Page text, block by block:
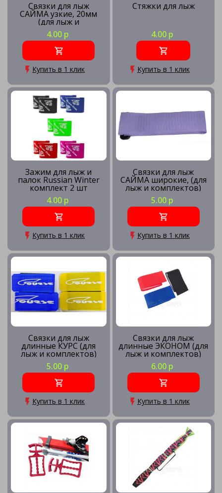
Связки для лыж
САЙМА узкие, 20мм
(для лыж и
комплектов)
4.00 р
Купить в 1 клик
Стяжки для лыж
4.00 р
Купить в 1 клик
Зажим для лыж и
палок Russian Winter
комплект 2 шт
4.00 р
Купить в 1 клик
Связки для лыж
САЙМА широкие, (для
лыж и комплектов)
5.00 р
Купить в 1 клик
Связки для лыж
длинные КУРС (для
лыж и комплектов)
5.00 р
Купить в 1 клик
Связки для лыж
длинные ЭКОНОМ (для
лыж и комплектов)
6.00 р
Купить в 1 клик